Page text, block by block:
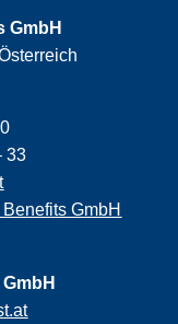
GmbH
33
GmbH